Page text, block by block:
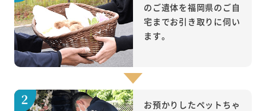
のご遺体を福岡県のご自
宅までお引き取りに伺い
ます。
お預かりしたペットちゃ